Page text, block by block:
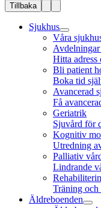
Tillbaka
Sjukhus
Våra
Hitta
Bli patient
Boka tid
Avancerad
Få
Geriatrik
Sjuvård för
Kognitiv
Utredning
Palliativ
Lindrande
Träning och
Äldreboenden